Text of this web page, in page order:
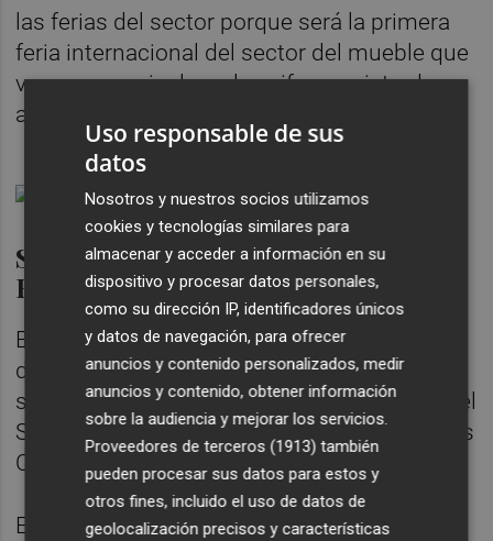
las ferias del sector porque será la primera
feria internacional del sector del mueble que
va a superar, incluso, las cifras registradas
antes de la pandemia”.
Servicios que ofrece el Colegio en
Ferias Profesionales
El Colegio Oficial de Agentes Comerciales
de Valencia, como todos los años ofrecerá
sus
servicioshabituales a los Colegiados del
Sector y a las empresas que buscan Agentes
Comerciales.
Estos servicios, que forman parte de las
Uso responsable de sus
datos
Nosotros y nuestros socios utilizamos
cookies y tecnologías similares para
almacenar y acceder a información en su
dispositivo y procesar datos personales,
como su dirección IP, identificadores únicos
y datos de navegación, para ofrecer
anuncios y contenido personalizados, medir
anuncios y contenido, obtener información
sobre la audiencia y mejorar los servicios.
Proveedores de terceros (1913) también
pueden procesar sus datos para estos y
otros fines, incluido el uso de datos de
geolocalización precisos y características